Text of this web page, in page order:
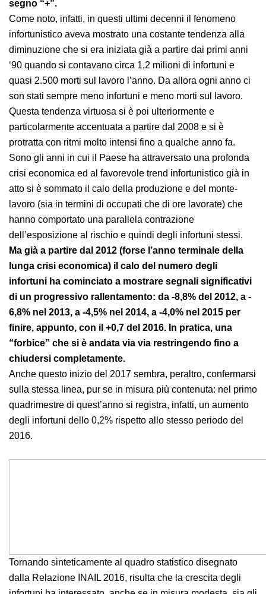
sempre stata contrassegnata da saldi annuali
negativi, compare per la prima volta il segno “+”.
Come noto, infatti, in questi ultimi decenni il fenomeno
infortunistico aveva mostrato una costante tendenza
alla diminuzione che si era iniziata già a partire dai
primi anni ‘90 quando si contavano circa 1,2 milioni di
infortuni e quasi 2.500 morti sul lavoro l’anno. Da allora
ogni anno ci son stati sempre meno infortuni e meno
morti sul lavoro. Questa tendenza virtuosa si è poi
ulteriormente e particolarmente accentuata a partire
dal 2008 e si è protratta con ritmi molto intensi fino a
qualche anno fa. Sono gli anni in cui il Paese ha
attraversato una profonda crisi economica ed al
favorevole trend infortunistico già in atto si è sommato
il calo della produzione e del monte-lavoro (sia in
termini di occupati che di ore lavorate) che hanno
comportato una parallela contrazione dell’esposizione
al rischio e quindi degli infortuni stessi.Ma già a
partire dal 2012 (forse l’anno terminale della lunga
crisi economica)il calo del numero degli infortuni
ha cominciato a mostrare segnali significativi di un
progressivo rallentamento: da -8,8% del 2012, a -
6,8% nel 2013, a -4,5% nel 2014, a -4,0% nel 2015 per
finire, appunto, con il +0,7 del 2016. In pratica, una
“forbice” che si è andata via via restringendo fino a
chiudersi completamente.
Anche questo inizio del 2017 sembra, peraltro,
confermarsi sulla stessa linea, pur se in misura più
contenuta: nel primo quadrimestre di quest’anno si